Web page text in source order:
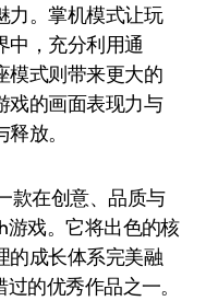
力。掌机模式让玩
中，充分利用通
模式则带来更大的
戏的画面表现力与
放。
款在创意、品质与
游戏。它将出色的核
的成长体系完美融
的优秀作品之一。